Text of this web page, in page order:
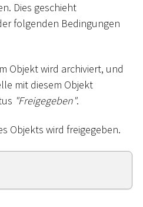
Dies geschieht
folgenden Bedingungen
Objekt wird archiviert, und
mit diesem Objekt
"Freigegeben".
Objekts wird freigegeben.